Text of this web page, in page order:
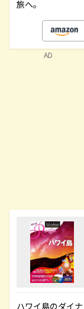
旅へ。
ハワイ島のダイ
AD